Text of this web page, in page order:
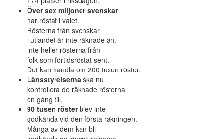
Över sex miljoner svenskar
har röstat i valet.
Rösterna från svenskar
i utlandet är inte räknade än.
Inte heller rösterna från
folk som förtidsröstat sent.
Det kan handla om 200 tusen röster.
Länsstyrelserna ska nu
kontrollera de räknade rösterna
en gång till.
90 tusen rösterblev inte
godkända vid den första räkningen.
Många av dem kan bli